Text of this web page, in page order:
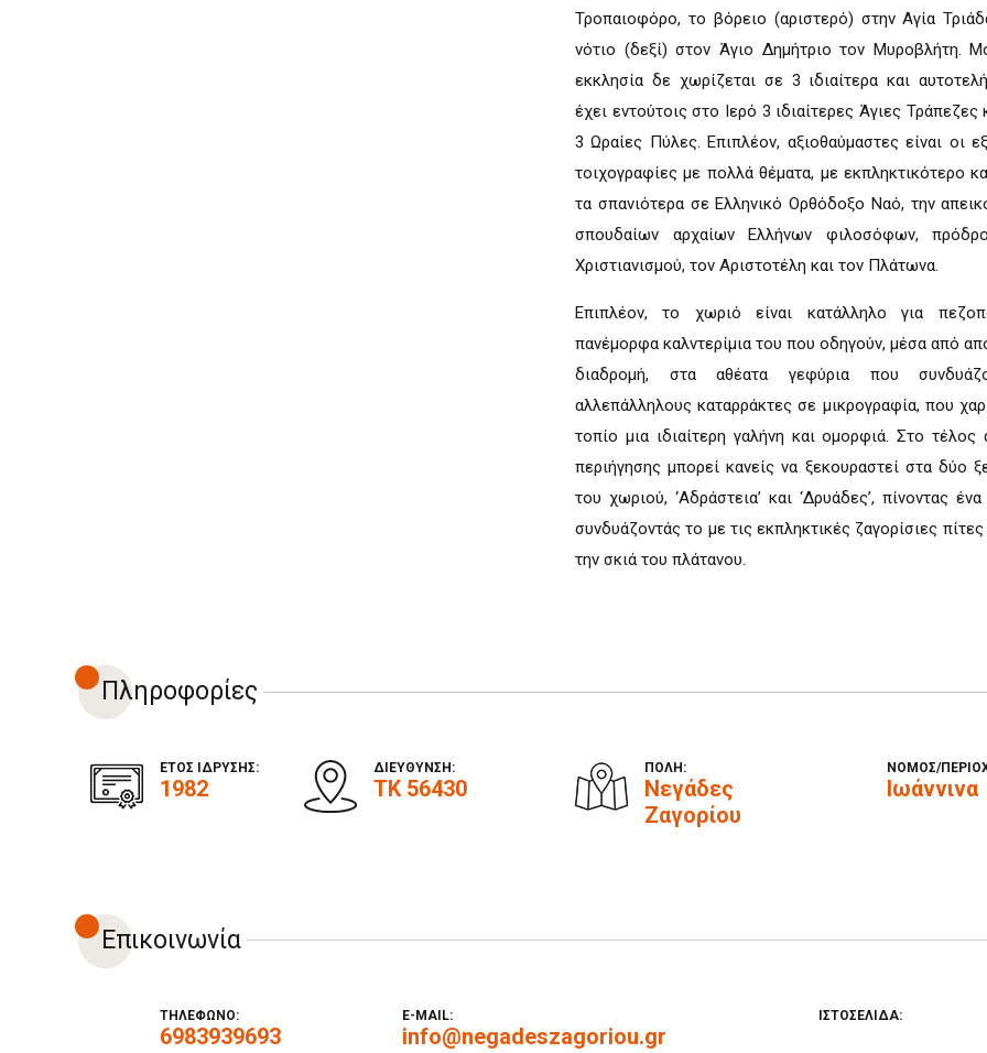
Τροπαιοφόρο, το βόρειο (αριστερό) στην Αγία
νότιο (δεξί) στον Άγιο Δημήτριο τον Μυροβλήτη.
εκκλησία δε χωρίζεται σε 3 ιδιαίτερα και
έχει εντούτοις στο Ιερό 3 ιδιαίτερες Άγιες
3 Ωραίες Πύλες. Επιπλέον, αξιοθαύμαστες είναι οι
τοιχογραφίες με πολλά θέματα, με εκπληκτικότερο
τα σπανιότερα σε Ελληνικό Ορθόδοξο Ναό, την
σπουδαίων αρχαίων Ελλήνων φιλοσόφων,
Χριστιανισμού, τον Αριστοτέλη και τον Πλάτωνα.
Επιπλέον, το χωριό είναι κατάλληλο για
πανέμορφα καλντερίμια του που οδηγούν, μέσα από
διαδρομή, στα αθέατα γεφύρια που
αλλεπάλληλους καταρράκτες σε μικρογραφία, που
τοπίο μια ιδιαίτερη γαλήνη και ομορφιά. Στο τέλος
περιήγησης μπορεί κανείς να ξεκουραστεί στα δύο
του χωριού, ‘Αδράστεια’ και ‘Δρυάδες’, πίνοντας
συνδυάζοντάς το με τις εκπληκτικές ζαγορίσιες
την σκιά του πλάτανου.
Πληροφορίες
ΕΤΟΣ ΙΔΡΥΣΗΣ:
1982
ΔΙΕΥΘΥΝΣΗ:
ΤΚ 56430
ΠΟΛΗ:
Νεγάδες
Ζαγορίου
ΝΟΜΟΣ/
Ιωάννινα
Επικοινωνία
ΤΗΛΕΦΩΝΟ:
6983939693
E-MAIL:
info@negadeszagoriou.gr
ΙΣΤΟΣΕΛΙΔΑ: